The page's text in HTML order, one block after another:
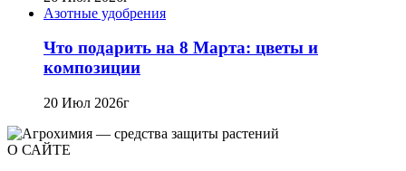
Азотные удобрения
Что подарить на 8 Марта: цветы и
композиции
20 Июл 2026г
О САЙТЕ